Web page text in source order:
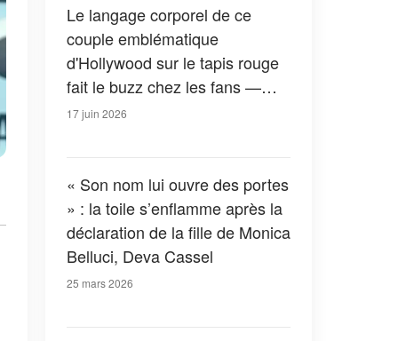
Le langage corporel de ce
couple emblématique
d'Hollywood sur le tapis rouge
fait le buzz chez les fans —
Des photos de leur enfance à
17 juin 2026
« Son nom lui ouvre des portes
» : la toile s’enflamme après la
déclaration de la fille de Monica
Belluci, Deva Cassel
25 mars 2026